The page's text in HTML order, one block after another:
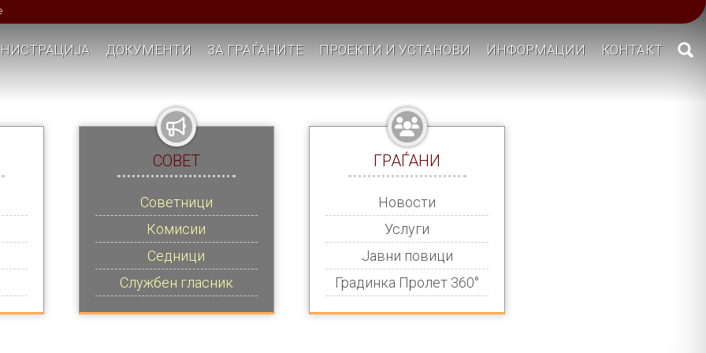
ДОКУМЕНТИ ЗА ГРАЃАНИТЕ ПРОЕКТИ И УСТАНОВИ ИНФОРМАЦИИ КОНТАКТ
СОВЕТ
Советници
Комисии
Седници
Службен гласник
ГРАЃАНИ
Новости
Услуги
Јавни повици
Градинка Пролет 360°